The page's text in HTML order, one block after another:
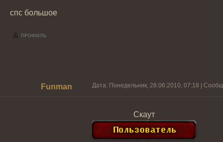
спс большое
Funman Дата: Понедельник, 28.06.2010, 07:18 |
Скаут